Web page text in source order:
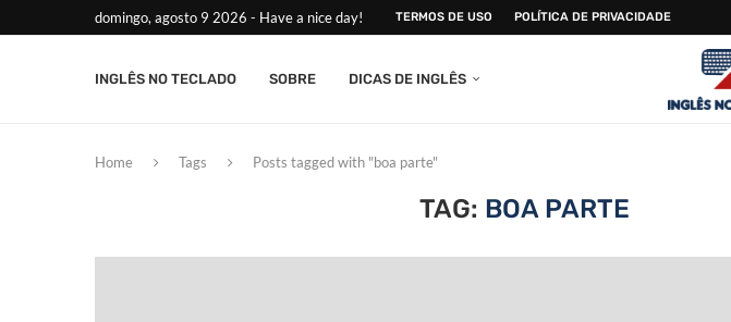
domingo, agosto 9 2026 - Have a nice day! TERMOS DE USO POLÍTICA DE PRIVACIDADE
INGLÊS NO TECLADO SOBRE DICAS DE INGLÊS
Home Tags Posts tagged with "boa parte"
TAG: BOA PARTE